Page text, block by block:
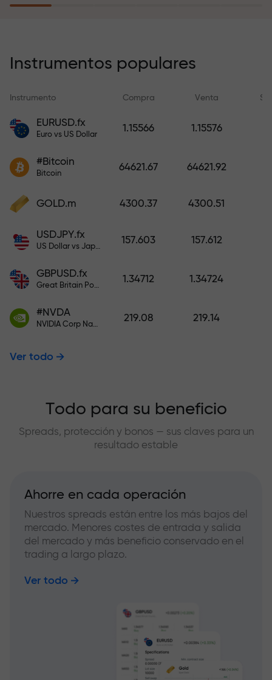
recargar su cuenta.
compensa sus pérdidas y
garantiza triplicar el beneficio
tranquilidad: su capital está
bono mil veces mayor que su
depósito, mayor será el
Instrumentos populares
Instrumento Compra Venta
EURUSD.fx
Euro vs US Dollar
1.15566 1.15576
#Bitcoin
Bitcoin
64621.67 64621.92
GOLD.m 4300.37 4300.51
USDJPY.fx
US Dollar vs Japanese Yen
157.603 157.612
GBPUSD.fx
Great Britain Pound vs US Dollar
1.34712 1.34724
#NVDA
NVIDIA Corp Nasdaq Stock Exchange (Nasdaq) USD
219.08 219.14
Ver todo
Todo para su beneficio
Spreads, protección y bonos — sus claves para un
resultado estable
Ahorre en cada operación
Nuestros spreads están entre los más bajos del
mercado. Menores costes de entrada y salida
del mercado y más beneficio conservado en el
trading a largo plazo.
Ver todo